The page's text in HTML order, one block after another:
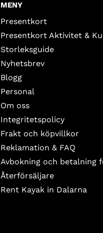
MENY
Presentkort
Presentkort Aktivitet &
Storleksguide
Nyhetsbrev
Blogg
Personal
Om oss
Integritetspolicy
Frakt och köpvillkor
Reklamation & FAQ
Avbokning och betalning
Återförsäljare
Rent Kayak in Dalarna